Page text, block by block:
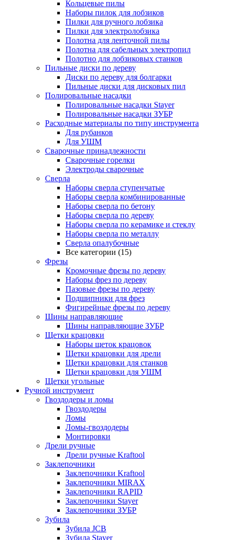
Кольцевые пилы
Наборы пилок для лобзиков
Пилки для ручного лобзика
Пилки для электролобзика
Полотна для ленточной пилы
Полотна для сабельных электропил
Полотно для лобзиковых станков
Пильные диски по дереву
Диски по дереву для болгарки
Пильные диски для дисковых пил
Полировальные насадки
Полировальные насадки Stayer
Полировальные насадки ЗУБР
Расходные материалы по типу инструмента
Для рубанков
Для УШМ
Сварочные принадлежности
Сварочные горелки
Электроды сварочные
Сверла
Наборы cверла ступенчатые
Наборы сверла комбинированные
Наборы сверла по бетону
Наборы сверла по дереву
Наборы сверла по керамике и стеклу
Наборы сверла по металлу
Сверла опалубочные
Все категории (15)
Фрезы
Кромочные фрезы по дереву
Наборы фрез по дереву
Пазовые фрезы по дереву
Подшипники для фрез
Фигирейные фрезы по дереву
Шины направляющие
Шины направляющие ЗУБР
Щетки крацовки
Наборы щеток крацовок
Щетки крацовки для дрели
Щетки крацовки для станков
Щетки крацовки для УШМ
Щетки угольные
Ручной инструмент
Гвоздодеры и ломы
Гвоздодеры
Ломы
Ломы-гвоздодеры
Монтировки
Дрели ручные
Дрели ручные Kraftool
Заклепочники
Заклепочники Kraftool
Заклепочники MIRAX
Заклепочники RAPID
Заклепочники Stayer
Заклепочники ЗУБР
Зубила
Зубила JCB
Зубила Stayer